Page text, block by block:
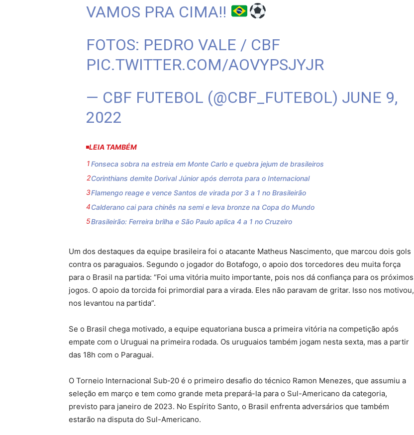
VAMOS PRA CIMA!!
FOTOS: PEDRO VALE / CBF
PIC.TWITTER.COM/AOVYPSJYJR
— CBF FUTEBOL (@CBF_FUTEBOL) JUNE 9,
2022
LEIA TAMBÉM
Fonseca sobra na estreia em Monte Carlo e quebra jejum de brasileiros
Corinthians demite Dorival Júnior após derrota para o Internacional
Flamengo reage e vence Santos de virada por 3 a 1 no Brasileirão
Calderano cai para chinês na semi e leva bronze na Copa do Mundo
Brasileirão: Ferreira brilha e São Paulo aplica 4 a 1 no Cruzeiro
Um dos destaques da equipe brasileira foi o atacante Matheus Nascimento, que marcou dois gols
contra os paraguaios. Segundo o jogador do Botafogo, o apoio dos torcedores deu muita força
para o Brasil na partida: “Foi uma vitória muito importante, pois nos dá confiança para os próximos
jogos. O apoio da torcida foi primordial para a virada. Eles não paravam de gritar. Isso nos motivou,
nos levantou na partida”.
Se o Brasil chega motivado, a equipe equatoriana busca a primeira vitória na competição após
empate com o Uruguai na primeira rodada. Os uruguaios também jogam nesta sexta, mas a partir
das 18h com o Paraguai.
O Torneio Internacional Sub-20 é o primeiro desafio do técnico Ramon Menezes, que assumiu a
seleção em março e tem como grande meta prepará-la para o Sul-Americano da categoria,
previsto para janeiro de 2023. No Espírito Santo, o Brasil enfrenta adversários que também
estarão na disputa do Sul-Americano.